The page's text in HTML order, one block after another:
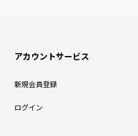
アカウントサービス
新規会員登録
ログイン